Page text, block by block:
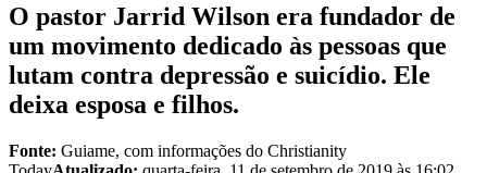
O pastor Jarrid Wilson era fundador de
um movimento dedicado às pessoas que
lutam contra depressão e suicídio. Ele
deixa esposa e filhos.
Fonte: Guiame, com informações do Christianity